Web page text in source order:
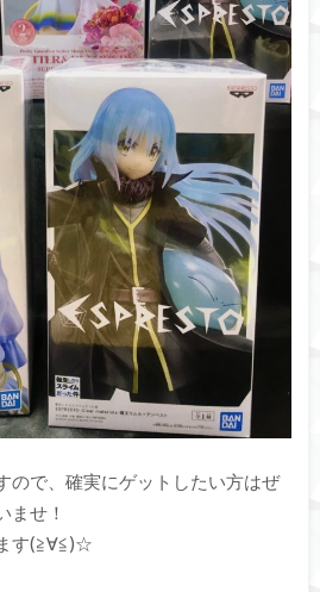
ので、確実にゲットしたい方はぜ
ませ！
す(≧∀≦)☆